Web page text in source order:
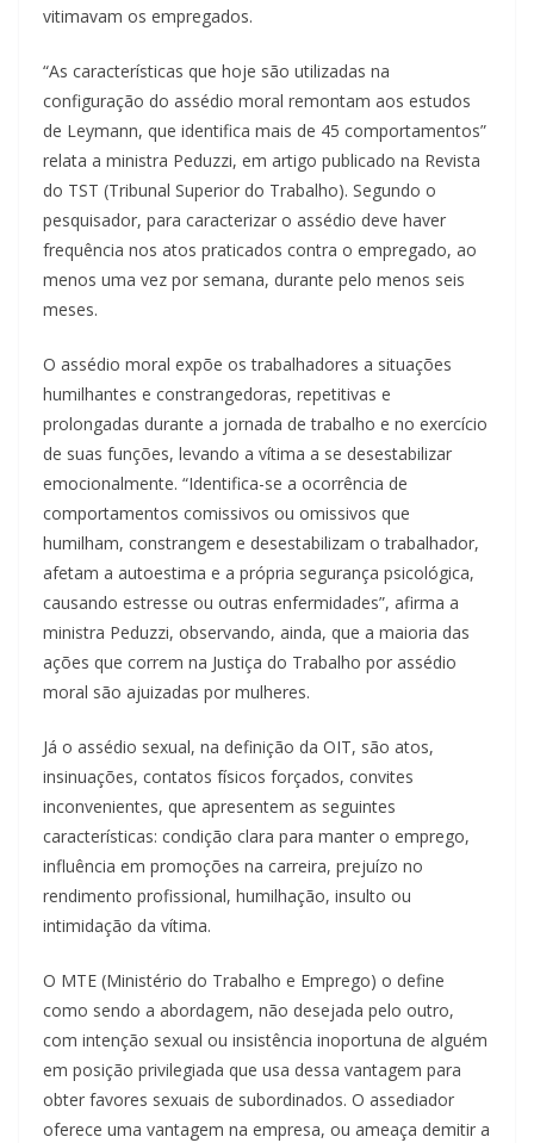
vitimavam os empregados.
“As características que hoje são utilizadas na
configuração do assédio moral remontam aos estudos
de Leymann, que identifica mais de 45 comportamentos”
relata a ministra Peduzzi, em artigo publicado na Revista
do TST (Tribunal Superior do Trabalho). Segundo o
pesquisador, para caracterizar o assédio deve haver
frequência nos atos praticados contra o empregado, ao
menos uma vez por semana, durante pelo menos seis
meses.
O assédio moral expõe os trabalhadores a situações
humilhantes e constrangedoras, repetitivas e
prolongadas durante a jornada de trabalho e no exercício
de suas funções, levando a vítima a se desestabilizar
emocionalmente. “Identifica-se a ocorrência de
comportamentos comissivos ou omissivos que
humilham, constrangem e desestabilizam o trabalhador,
afetam a autoestima e a própria segurança psicológica,
causando estresse ou outras enfermidades”, afirma a
ministra Peduzzi, observando, ainda, que a maioria das
ações que correm na Justiça do Trabalho por assédio
moral são ajuizadas por mulheres.
Já o assédio sexual, na definição da OIT, são atos,
insinuações, contatos físicos forçados, convites
inconvenientes, que apresentem as seguintes
características: condição clara para manter o emprego,
influência em promoções na carreira, prejuízo no
rendimento profissional, humilhação, insulto ou
intimidação da vítima.
O MTE (Ministério do Trabalho e Emprego) o define
como sendo a abordagem, não desejada pelo outro,
com intenção sexual ou insistência inoportuna de alguém
em posição privilegiada que usa dessa vantagem para
obter favores sexuais de subordinados. O assediador
oferece uma vantagem na empresa, ou ameaça demitir a